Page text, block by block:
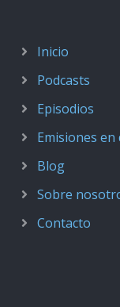
Inicio
Podcasts
Episodios
Emisiones en
Blog
Sobre
Contacto